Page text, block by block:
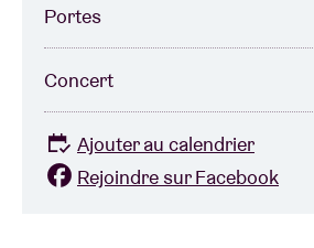
Chèque-concert
À propos de l'AB
Contact
Portes
Concert
Ajouter au calendrier
Rejoindre sur Facebook